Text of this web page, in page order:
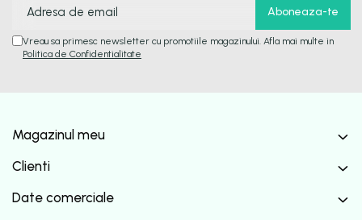
Vreau sa primesc newsletter cu promotiile magazinului. Afla mai multe in
Politica de Confidentialitate
Magazinul meu
Clienti
Date comerciale